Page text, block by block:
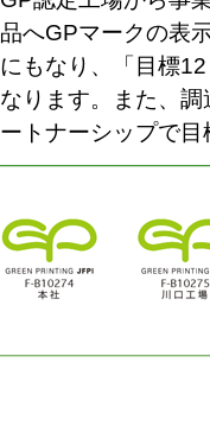
品へGPマークの表
にもなり、「⽬標
なります。また、
ートナーシップで